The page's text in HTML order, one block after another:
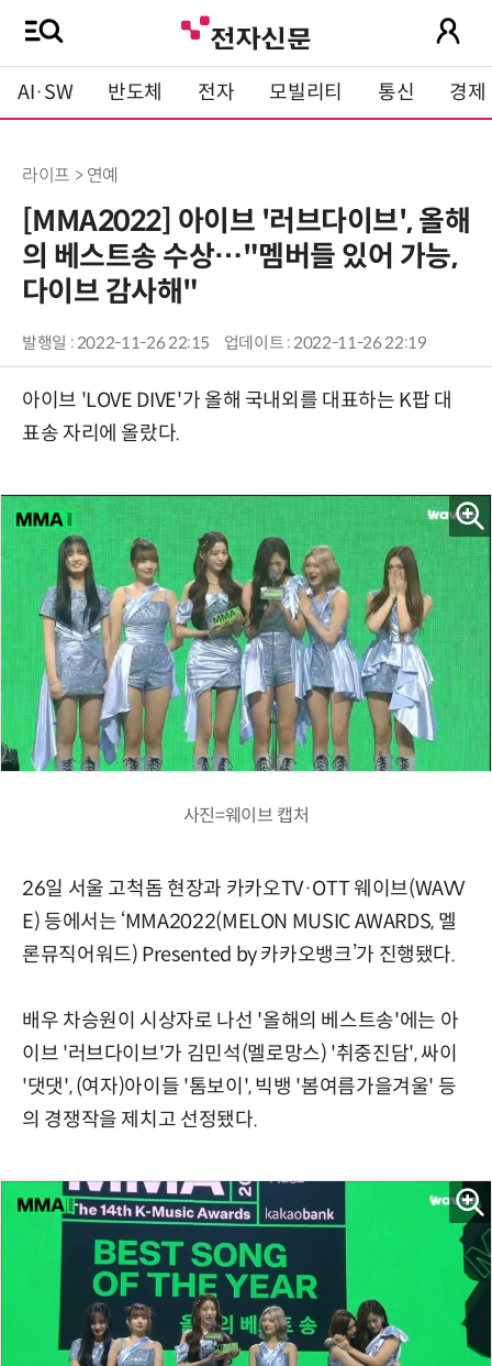
AI·SW 반도체 전자 모빌리티 통신 경제
라이프 > 연예
[MMA2022] 아이브 '러브다이브', 올해
의 베스트송 수상…"멤버들 있어 가능,
다이브 감사해"
발행일 : 2022-11-26 22:15 업데이트 : 2022-11-26 22:19
아이브 'LOVE DIVE'가 올해 국내외를 대표하는 K팝 대
표송 자리에 올랐다.
사진=웨이브 캡처
26일 서울 고척돔 현장과 카카오TV·OTT 웨이브(WAVV
E) 등에서는 ‘MMA2022(MELON MUSIC AWARDS, 멜
론뮤직어워드) Presented by 카카오뱅크’가 진행됐다.
배우 차승원이 시상자로 나선 '올해의 베스트송'에는 아
이브 '러브다이브'가 김민석(멜로망스) '취중진담', 싸이
'댓댓', (여자)아이들 '톰보이', 빅뱅 '봄여름가을겨울' 등
의 경쟁작을 제치고 선정됐다.